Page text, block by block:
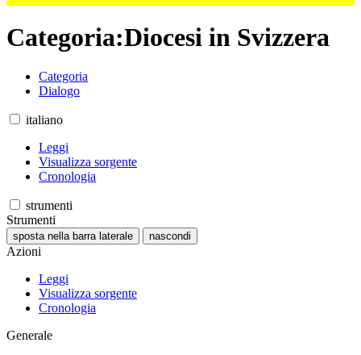
Categoria:Diocesi in Svizzera
Categoria
Dialogo
italiano
Leggi
Visualizza sorgente
Cronologia
strumenti
Strumenti
sposta nella barra laterale nascondi
Azioni
Leggi
Visualizza sorgente
Cronologia
Generale